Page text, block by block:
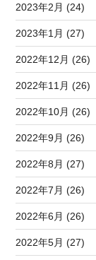
2023年2月 (24)
2023年1月 (27)
2022年12月 (26)
2022年11月 (26)
2022年10月 (26)
2022年9月 (26)
2022年8月 (27)
2022年7月 (26)
2022年6月 (26)
2022年5月 (27)